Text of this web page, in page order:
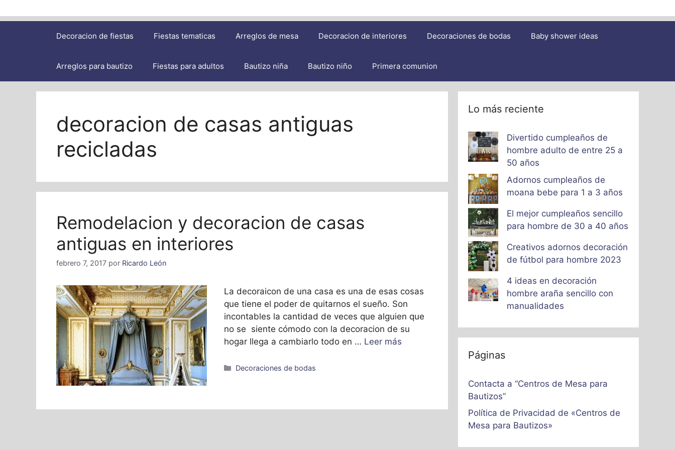
Decoracion de fiestas Fiestas tematicas Arreglos de mesa Decoracion de interiores Decoraciones de bodas Baby shower ideas
Arreglos para bautizo Fiestas para adultos Bautizo niña Bautizo niño Primera comunion
decoracion de casas antiguas
recicladas
Remodelacion y decoracion de casas
antiguas en interiores
febrero 7, 2017 por Ricardo León
La decoraicon de una casa es una de esas cosas
que tiene el poder de quitarnos el sueño. Son
incontables la cantidad de veces que alguien que
no se siente cómodo con la decoracion de su
hogar llega a cambiarlo todo en … Leer más
Categorías
Decoraciones de bodas
Lo más reciente
Divertido cumpleaños de
hombre adulto de entre 25 a
50 años
Adornos cumpleaños de
moana bebe para 1 a 3 años
El mejor cumpleaños sencillo
para hombre de 30 a 40 años
Creativos adornos decoración
de fútbol para hombre 2023
4 ideas en decoración
hombre araña sencillo con
manualidades
Páginas
Contacta a “Centros de Mesa para
Bautizos”
Política de Privacidad de «Centros de
Mesa para Bautizos»